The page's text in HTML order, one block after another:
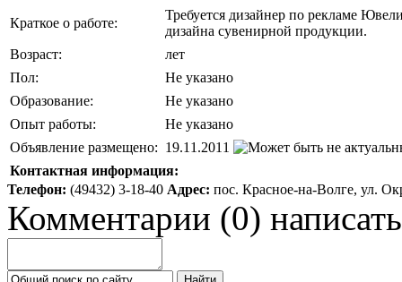
Краткое о работе:
Требуется дизайнер по рекламе
дизайна сувенирной продукции.
Возраст:
лет
Пол:
Не указано
Образование:
Не указано
Опыт работы:
Не указано
Объявление размещено: 19.11.2011
Контактная информация:
Телефон: (49432) 3-18-40 Адрес: пос. Красное-на-Волге, ул.
Комментарии (0) написать